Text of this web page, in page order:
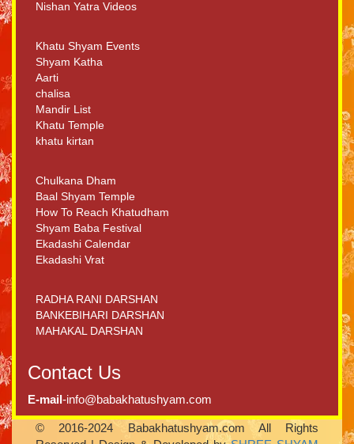
Nishan Yatra Videos
Khatu Shyam Events
Shyam Katha
Aarti
chalisa
Mandir List
Khatu Temple
khatu kirtan
Chulkana Dham
Baal Shyam Temple
How To Reach Khatudham
Shyam Baba Festival
Ekadashi Calendar
Ekadashi Vrat
RADHA RANI DARSHAN
BANKEBIHARI DARSHAN
MAHAKAL DARSHAN
Contact Us
E-mail-info@babakhatushyam.com
© 2016-2024 Babakhatushyam.com All Rights